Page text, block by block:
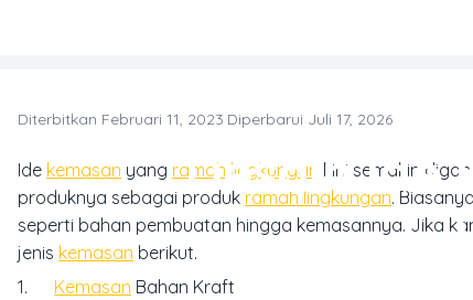
Desain Ide
Diterbitkan Februari 11, 2023·Diperbarui Juli 17, 2026
Ide kemasan yang ramah lingkungan kini semakin
produknya sebagai produk ramah lingkungan.
seperti bahan pembuatan hingga kemasannya. Jika
jenis kemasan berikut.
1. Kemasan Bahan Kraft